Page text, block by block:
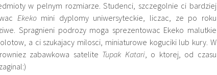
w pelnym rozmiarze. Studenci, szczegolnie ci bardziej
Ekekomini dyplomy uniwersyteckie, liczac, ze po roku
Spragnieni podrozy moga sprezentowac Ekeko malutkie
a ci szukajacy milosci, miniaturowe koguciki lub kury. W
zabawkowa satelite Tupak Katari, o ktorej, od czasu